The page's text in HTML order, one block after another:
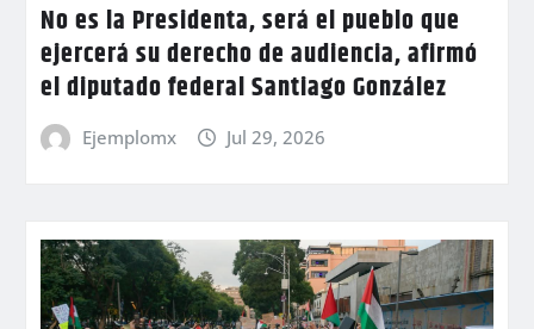
No es la Presidenta, será el pueblo que
ejercerá su derecho de audiencia, afirmó
el diputado federal Santiago González
Ejemplomx Jul 29, 2026